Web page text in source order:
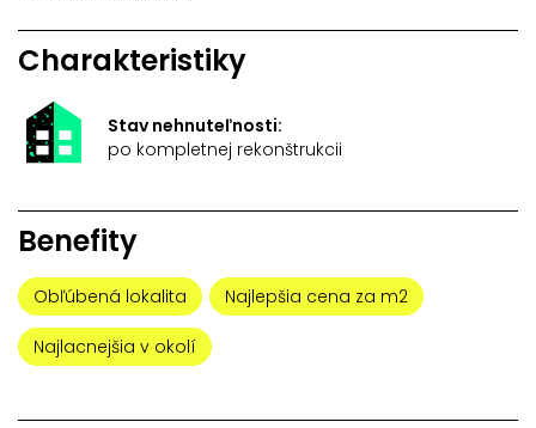
Charakteristiky
Stav nehnuteľnosti:
po kompletnej rekonštrukcii
Benefity
Obľúbená lokalita Najlepšia cena za m2
Najlacnejšia v okolí